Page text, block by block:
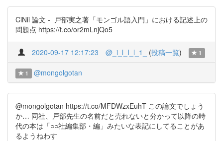
CiNii 論文 - 戸部実之著「モンゴル語入門」における記述上の
問題点 https://t.co/or2mLnjQo5
2020-09-17 12:17:23 @_i_l_I_l_1_ (投稿一覧) 1
1 @mongolgotan
@mongolgotan https://t.co/MFDWzxEuhT この論文でしょう
か… 同社、戸部先生の名前だと売れないと分かって以降の時
代の本は「○○社編集部・編」みたいな表記にしてることがあ
るようねわす